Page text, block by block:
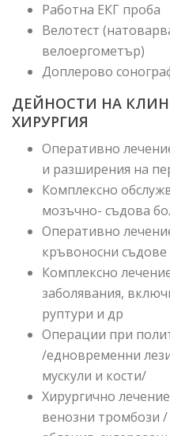
Работна ЕКГ проба
Велотест
велоергометър)
Доплерово
ДЕЙНОСТИ НА
ХИРУРГИЯ
Оперативно
и разширения на
Комплексно
мозъчно- съдова
Оперативно
кръвоносни съдове
Комплексно
заболявания,
руптури и др
Операции при
/едновременни
мускули и кости/
Хирургично
венозни тромбози